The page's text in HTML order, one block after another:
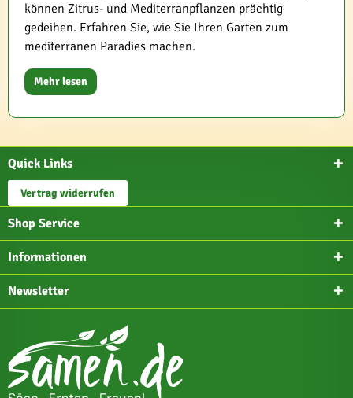
können Zitrus- und Mediterranpflanzen prächtig
gedeihen. Erfahren Sie, wie Sie Ihren Garten zum
mediterranen Paradies machen.
Mehr lesen
Quick Links
Vertrag widerrufen
Shop Service
Informationen
Newsletter